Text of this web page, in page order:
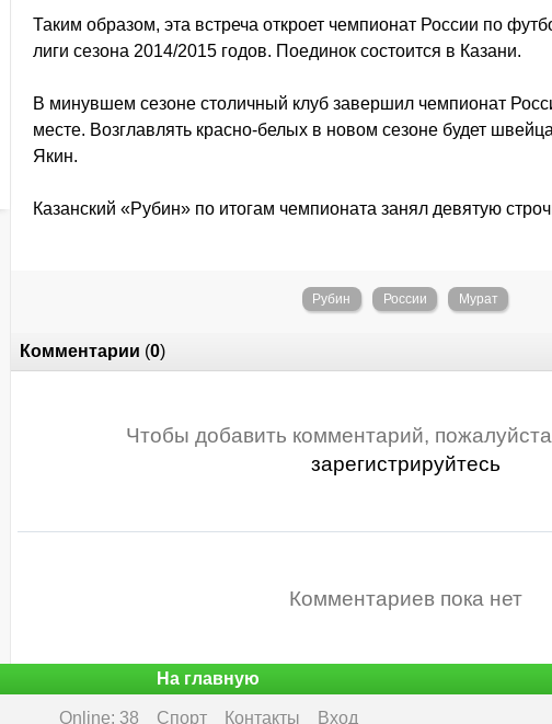
Таким образом, эта встреча откроет чемпионат России по
лиги сезона 2014/2015 годов. Поединок состоится в Казани.
В минувшем сезоне столичный клуб завершил чемпионат
месте. Возглавлять красно-белых в новом сезоне будет
Якин.
Казанский «Рубин» по итогам чемпионата занял девятую
Рубин России Мурат
Комментарии (0)
Чтобы добавить комментарий,
зарегистрируйтесь
Комментариев пока нет
На главную
Online: 38 Спорт Контакты Вход